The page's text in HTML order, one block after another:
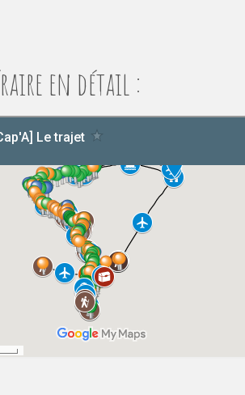
en détail :